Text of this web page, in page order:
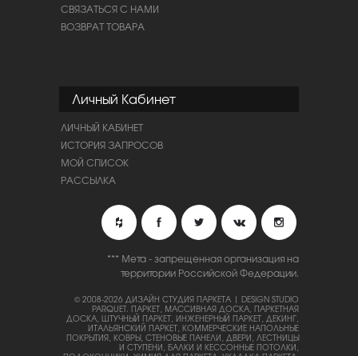
СВЯЗАТЬСЯ С НАМИ
ВОЗВРАТ ТОВАРА
Личный Кабинет
ЛИЧНЫЙ КАБИНЕТ
ИСТОРИЯ ЗАПРОСОВ
МОЙ СПИСОК
РАССЫЛКА
*** Мета - запрещенная организация на
территории Российской Федерации.
© 2008-2026 ДИЗАЙН СТУДИЯ ПАРКЕТА | DESIGN STUDIO
PARQUET. ПАРКЕТ, МАССИВНАЯ ДОСКА, ПАРКЕТНАЯ
ДОСКА, ШТУЧНЫЙ ПАРКЕТ, ИНЖЕНЕРНЫЙ ПАРКЕТ, ДЕКИНГ,
ИТАЛЬЯНСКИЙ ПАРКЕТ, КОММЕРЧЕСКИЕ НАПОЛЬНЫЕ
ПОКРЫТИЯ, КОВРЫ, СТЕНОВЫЕ ПАНЕЛИ, ДВЕРИ, ЛЕСТНИЦЫ
И СТУПЕНИ, БАЛКИ И КЕССОННЫЕ ПОТОЛКИ,